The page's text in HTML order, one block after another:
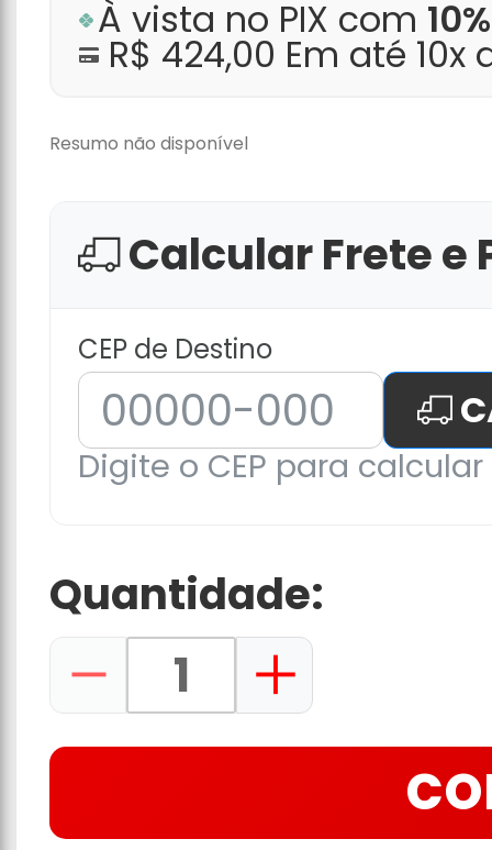
À vista no PIX com
R$ 424,00 Em até 10x
Resumo não disponível
Calcular Frete e
CEP de Destino
Digite o CEP para
Quantidade: